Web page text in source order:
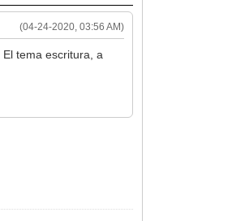
(04-24-2020, 03:56 AM)
tema escritura, a